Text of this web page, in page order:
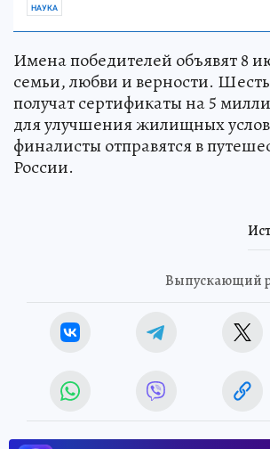
НАУКА
Имена победителей объявят 8
семьи, любви и верности.
получат сертификаты на 5
для улучшения жилищных
финалисты отправятся в
России.
Выпускающий